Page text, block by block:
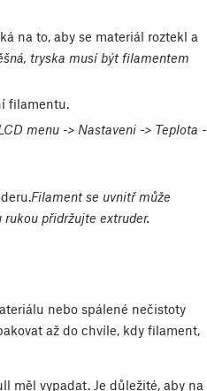
na to, aby se materiál roztekl a
tryska musí být filamentem
filamentu.
menu -> Nastaveni -> Teplota -
Filament se uvnitř může
přidržujte extruder.
nebo spálené nečistoty
až do chvíle, kdy filament,
měl vypadat. Je důležité, aby na